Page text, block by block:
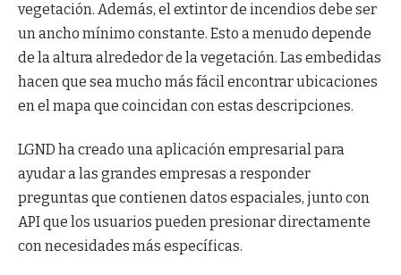
vegetación. Además, el extintor de incendios debe ser
un ancho mínimo constante. Esto a menudo depende
de la altura alrededor de la vegetación. Las embedidas
hacen que sea mucho más fácil encontrar ubicaciones
en el mapa que coincidan con estas descripciones.
LGND ha creado una aplicación empresarial para
ayudar a las grandes empresas a responder
preguntas que contienen datos espaciales, junto con
API que los usuarios pueden presionar directamente
con necesidades más específicas.